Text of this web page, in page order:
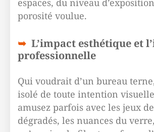
espaces, du niveau
porosité voulue.
L’impact esthétique et
professionnelle
Qui voudrait d’un bureau
isolé de toute intention visuelle
amusez parfois avec les jeux
dégradés, les nuances du